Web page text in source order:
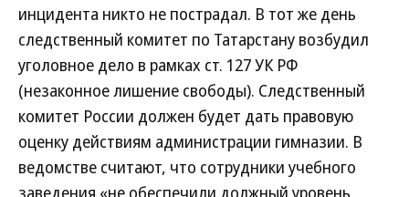
инцидента никто не пострадал. В тот же день
следственный комитет по Татарстану возбудил
уголовное дело в рамках ст. 127 УК РФ
(незаконное лишение свободы). Следственный
комитет России должен будет дать правовую
оценку действиям администрации гимназии. В
ведомстве считают, что сотрудники учебного
заведения «не обеспечили должный уровень